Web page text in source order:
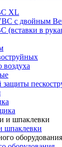
XL
с двойным
(вставки в
воздуха
защиты
шпаклевки